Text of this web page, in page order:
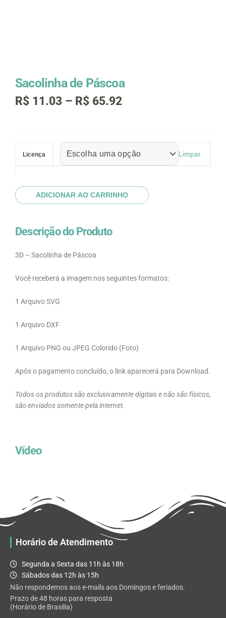
Sacolinha de Páscoa
R$ 11.03 – R$ 65.92Faixa
através
R$ 65.92
Licença Limpar
Páscoa
ADICIONAR AO CARRINHO
Descrição do Produto
3D – Sacolinha de Páscoa
Você receberá a imagem nos seguintes formatos:
1 Arquivo SVG
1 Arquivo DXF
1 Arquivo PNG ou JPEG Colorido (Foto)
Após o pagamento concluído, o link aparecerá para Download.
Todos os produtos são exclusivamente digitais e não são físicos,
são enviados somente pela internet.
Vídeo
Horário de Atendimento
Segunda a Sexta das 11h às 18h
Sábados das 12h às 15h
Não respondemos aos e-mails aos Domingos e feriados.
Prazo de 48 horas para resposta
(Horário de Brasilia)